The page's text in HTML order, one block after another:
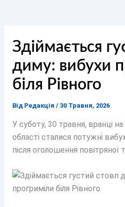
Здіймається
диму: вибухи
біля Рівного
Від Редакція / 30 Травня, 2026
У суботу, 30 травня, вранці на
області сталися потужні
після оголошення повітряної